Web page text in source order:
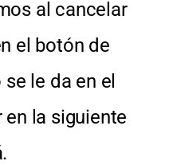
al cancelar
el botón de
le da en el
la siguiente